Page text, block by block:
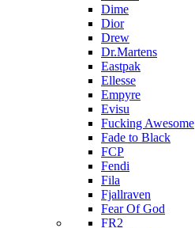
Dime
Dior
Drew
Dr.Martens
Eastpak
Ellesse
Empyre
Evisu
Fucking Awesome
Fade to Black
FCP
Fendi
Fila
Fjallraven
Fear Of God
FR2